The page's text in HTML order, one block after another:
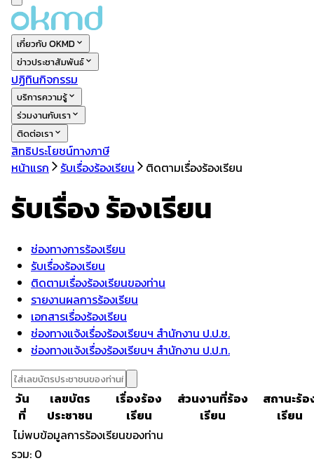
เกี่ยวกับ OKMD
ข่าวประชาสัมพันธ์
ปฏิทินกิจกรรม
บริการความรู้
ร่วมงานกับเรา
ติดต่อเรา
สิทธิประโยชน์ทางภาษี
หน้าแรก
รับเรื่องร้องเรียน ติดตามเรื่องร้องเรียน
รับเรื่องร้องเรียน
ช่องทางการร้องเรียน
รับเรื่องร้องเรียน
ติดตามเรื่องร้องเรียนของท่าน
รายงานผลการร้องเรียน
เอกสารเรื่องร้องเรียน
ช่องทางแจ้งเรื่องร้องเรียนฯ สำนักงาน ป.ป.ช.
ช่องทางแจ้งเรื่องร้องเรียนฯ สำนักงาน ป.ป.ท.
วัน
ที่
เลขบัตร
ประชาชน
เรื่องร้อง
เรียน
ส่วนงานที่ร้อง
เรียน
สถานะร้อ
เรียน
ไม่พบข้อมูลการร้องเรียนของท่าน
รวม: 0